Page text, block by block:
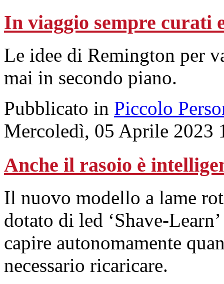
In viaggio sempre curati
Le idee di Remington per
mai in secondo piano.
Pubblicato in Piccolo
Mercoledì, 05 Aprile 2023
Anche il rasoio è
Il nuovo modello a lame
dotato di led ‘Shave-
capire autonomamente
necessario ricaricare.